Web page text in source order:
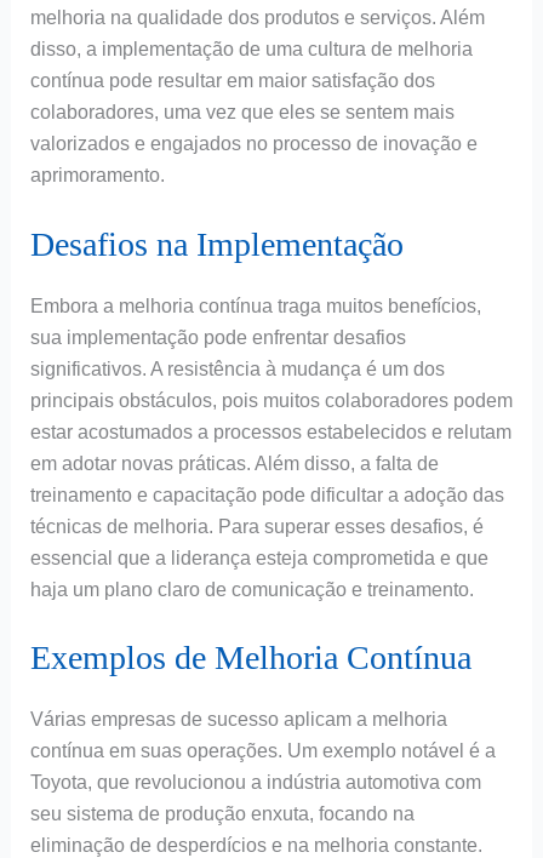
melhoria na qualidade dos produtos e serviços. Além
disso, a implementação de uma cultura de melhoria
contínua pode resultar em maior satisfação dos
colaboradores, uma vez que eles se sentem mais
valorizados e engajados no processo de inovação e
aprimoramento.
Desafios na Implementação
Embora a melhoria contínua traga muitos benefícios,
sua implementação pode enfrentar desafios
significativos. A resistência à mudança é um dos
principais obstáculos, pois muitos colaboradores podem
estar acostumados a processos estabelecidos e relutam
em adotar novas práticas. Além disso, a falta de
treinamento e capacitação pode dificultar a adoção das
técnicas de melhoria. Para superar esses desafios, é
essencial que a liderança esteja comprometida e que
haja um plano claro de comunicação e treinamento.
Exemplos de Melhoria Contínua
Várias empresas de sucesso aplicam a melhoria
contínua em suas operações. Um exemplo notável é a
Toyota, que revolucionou a indústria automotiva com
seu sistema de produção enxuta, focando na
eliminação de desperdícios e na melhoria constante.